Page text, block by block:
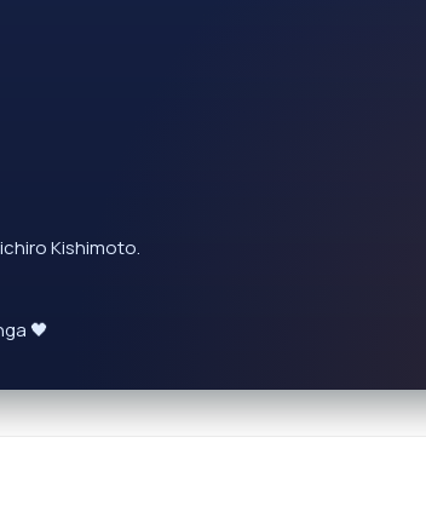
Kishimoto.
🖤